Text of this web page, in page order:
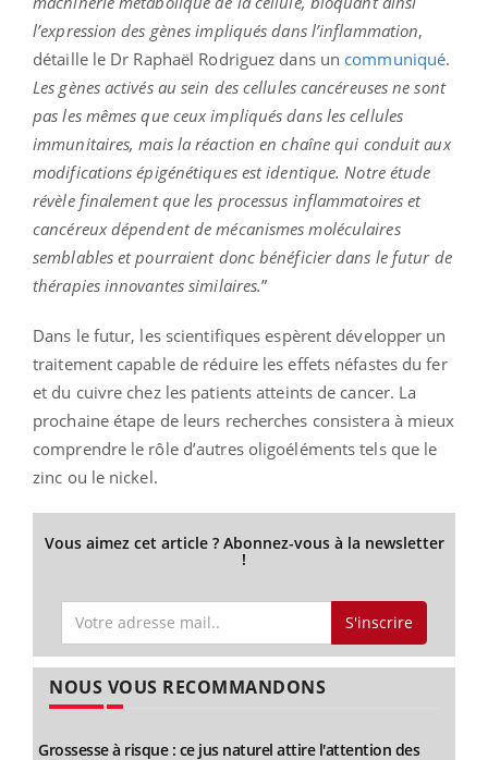
l’expression des gènes impliqués dans l’inflammation,
détaille le Dr Raphaël Rodriguez dans un communiqué.
Les gènes activés au sein des cellules cancéreuses ne sont
pas les mêmes que ceux impliqués dans les cellules
immunitaires, mais la réaction en chaîne qui conduit aux
modifications épigénétiques est identique. Notre étude
révèle finalement que les processus inflammatoires et
cancéreux dépendent de mécanismes moléculaires
semblables et pourraient donc bénéficier dans le futur de
thérapies innovantes similaires.”
Dans le futur, les scientifiques espèrent développer un
traitement capable de réduire les effets néfastes du fer
et du cuivre chez les patients atteints de cancer. La
prochaine étape de leurs recherches consistera à mieux
comprendre le rôle d’autres oligoéléments tels que le
zinc ou le nickel.
Vous aimez cet article ? Abonnez-vous à la newsletter
!
S'inscrire
NOUS VOUS RECOMMANDONS
Grossesse à risque : ce jus naturel attire l'attention des